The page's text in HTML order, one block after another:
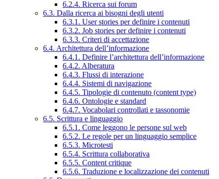
6.2.4. Ricerca sui forum
6.3. Dalla ricerca ai bisogni degli utenti
6.3.1. User stories per definire i contenuti
6.3.2. Job stories per definire i contenuti
6.3.3. Criteri di accettazione
6.4. Architettura dell’informazione
6.4.1. Definire l’architettura dell’informazione
6.4.2. Alberatura
6.4.3. Flussi di interazione
6.4.4. Sistemi di navigazione
6.4.5. Tipologie di contenuto (content type)
6.4.6. Ontologie e standard
6.4.7. Vocabolari controllati e tassonomie
6.5. Scrittura e linguaggio
6.5.1. Come leggono le persone sul web
6.5.2. Le regole per un linguaggio semplice
6.5.3. Microtesti
6.5.4. Scrittura collaborativa
6.5.5. Content critique
6.5.6. Traduzione e localizzazione dei contenuti